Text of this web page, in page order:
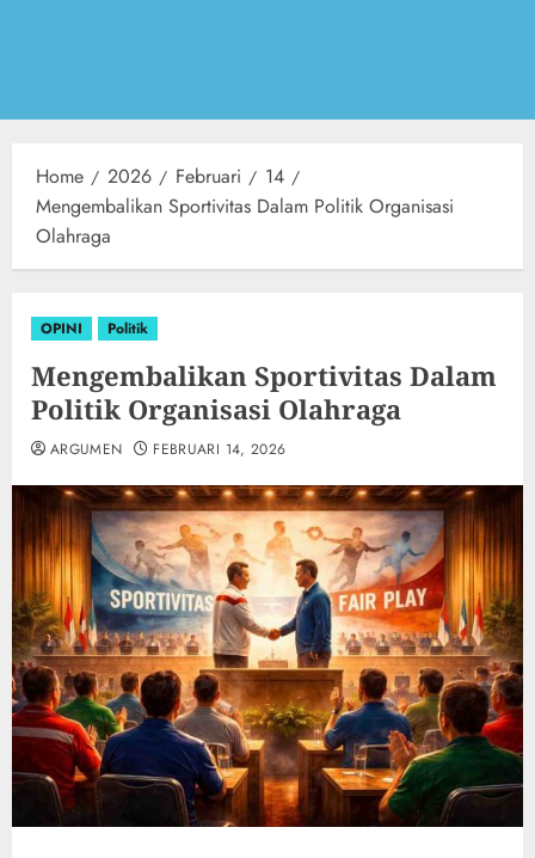
Home 2026 Februari
14
Mengembalikan Sportivitas Dalam Politik Organisasi
Olahraga
OPINI Politik
Mengembalikan Sportivitas Dalam
Politik Organisasi Olahraga
ARGUMEN FEBRUARI 14, 2026